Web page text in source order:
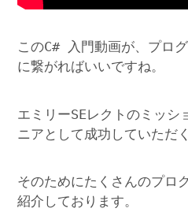
このC# 入門動画が、プロ
に繋がればいいですね。
エミリーSEレクトのミッシ
ニアとして成功していただ
そのためにたくさんのプロ
紹介しております。